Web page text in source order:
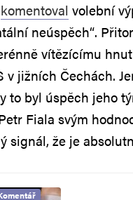
komentoval volební
neúspěch“.
vítězícímu
v jižních Čechách.
to byl úspěch jeho
Fiala svým
signál, že je